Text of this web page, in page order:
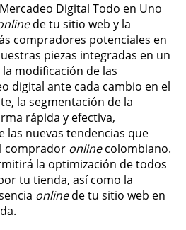
Digital Todo en Uno
de tu sitio web y la
compradores potenciales en
piezas integradas en un
modificación de las
digital ante cada cambio en el
la segmentación de la
rápida y efectiva,
las nuevas tendencias que
comprador onlinecolombiano.
la optimización de todos
tu tienda, así como la
onlinede tu sitio web en